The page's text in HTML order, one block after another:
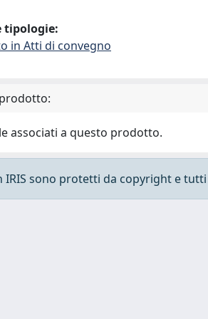
tipologie:
in Atti di convegno
associati a questo prodotto.
IRIS sono protetti da copyright e